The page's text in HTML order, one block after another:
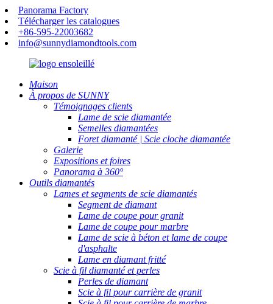
Panorama Factory
Télécharger les catalogues
+86-595-22003682
info@sunnydiamondtools.com
Maison
À propos de SUNNY
Témoignages clients
Lame de scie diamantée
Semelles diamantées
Foret diamanté | Scie cloche diamantée
Galerie
Expositions et foires
Panorama à 360°
Outils diamantés
Lames et segments de scie diamantés
Segment de diamant
Lame de coupe pour granit
Lame de coupe pour marbre
Lame de scie à béton et lame de coupe
d'asphalte
Lame en diamant fritté
Scie à fil diamanté et perles
Perles de diamant
Scie à fil pour carrière de granit